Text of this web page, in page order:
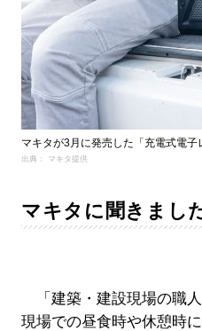
マキタが3月に発売した「充電式電子
出典： マキタ提供
マキタに聞きまし
「建築・建設現場の職人
現場での昼食時や休憩時